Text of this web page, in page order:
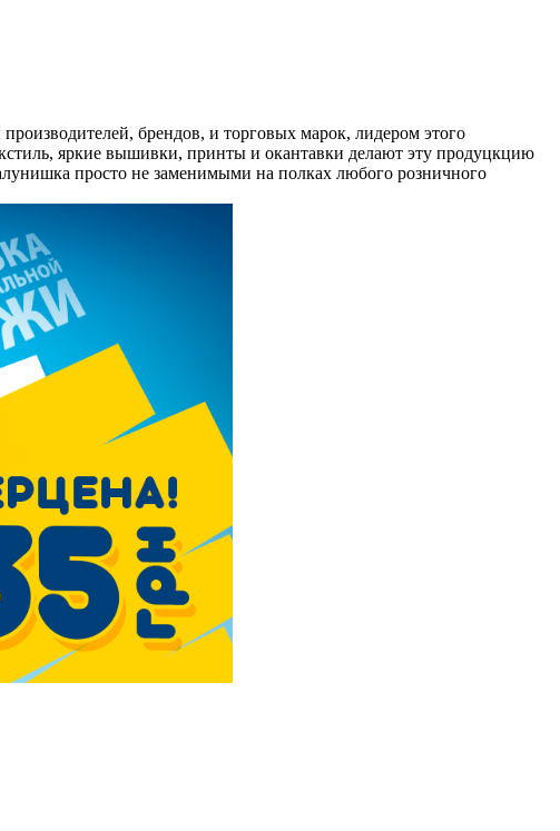
брендов, и торговых марок, лидером этого
яркие вышивки, принты и окантавки делают эту продуцкцию
просто не заменимыми на полках любого розничного